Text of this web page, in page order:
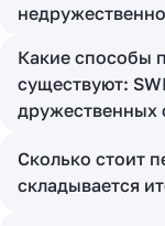
Какие способы
существуют:
дружественных
Сколько стоит
складывается